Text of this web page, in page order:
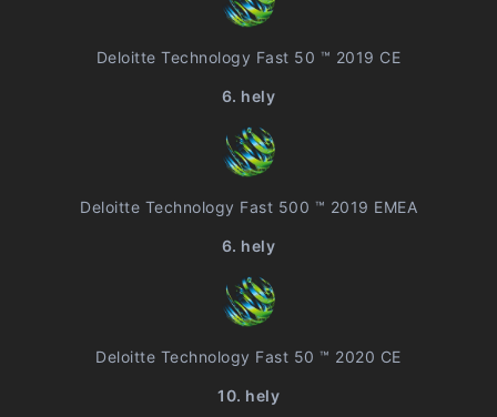
Deloitte Technology Fast 50 ™ 2019 CE
6. hely
Deloitte Technology Fast 500 ™ 2019 EMEA
6. hely
Deloitte Technology Fast 50 ™ 2020 CE
10. hely